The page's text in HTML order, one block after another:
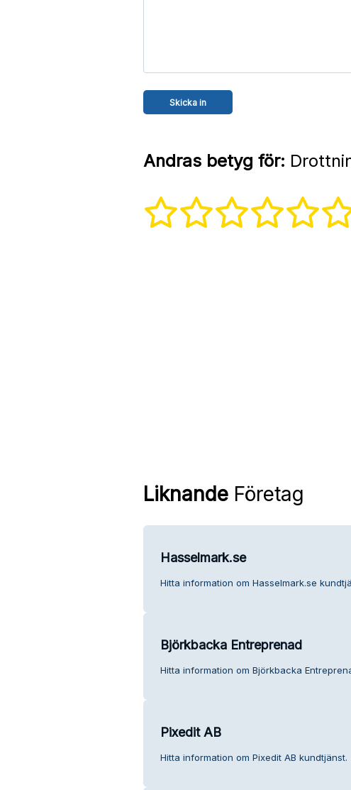
Andras betyg för:
LiknandeFöretag
Hasselmark.se
Hitta information om Hasselmark.se
Björkbacka Entreprenad
Hitta information om Björkbacka
Pixedit AB
Hitta information om Pixedit AB kundtjänst.